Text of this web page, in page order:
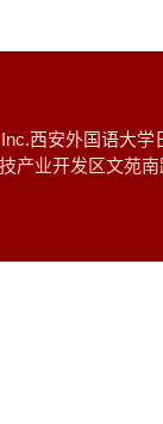
Inc.西安
产业开发区文苑